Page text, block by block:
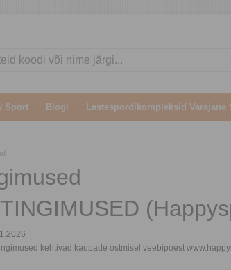
Sport Blogi Lastespordikompleksid Varajane
kehtivad kaupade ostmisel veebipoest